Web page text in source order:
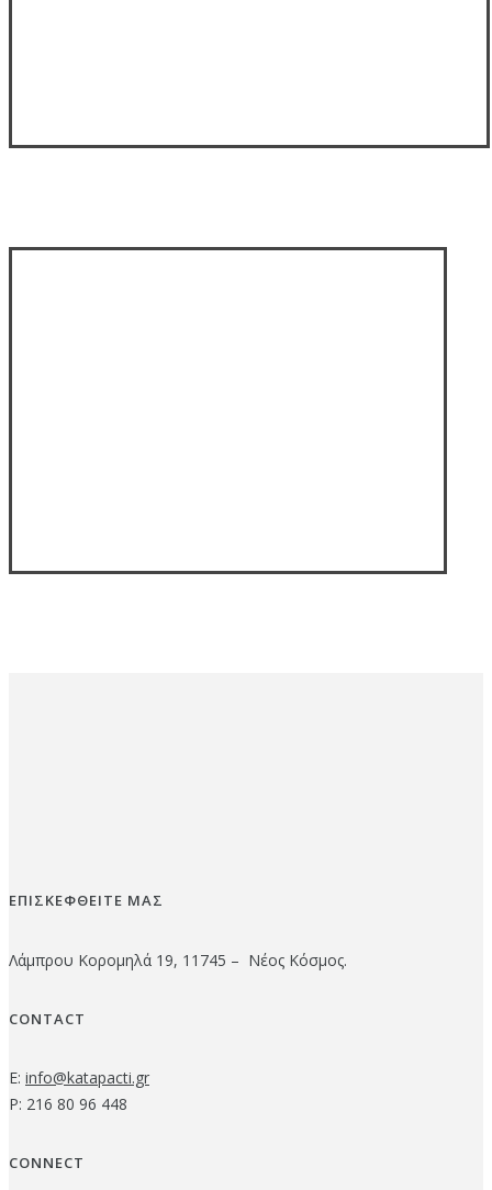
ΕΠΙΣΚΕΦΘΕΙΤΕ ΜΑΣ
Λάμπρου Κορομηλά 19, 11745 – Νέος Κόσμος.
CONTACT
E: info@katapacti.gr
P: 216 80 96 448
CONNECT